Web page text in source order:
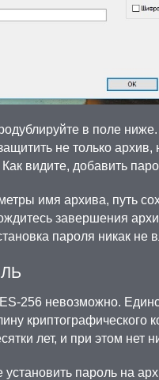
в поле
не только
видите, добавить
имя архива, путь
завершения
пароля никак не
256 невозможно.
лет, и при этом нет
пароль на